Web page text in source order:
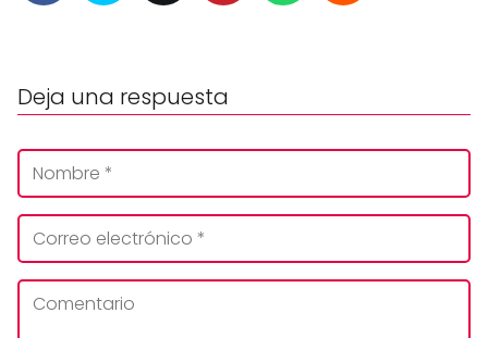
Deja una respuesta